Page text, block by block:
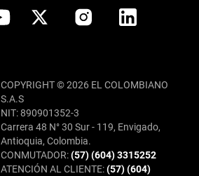
COPYRIGHT © 2026 EL COLOMBIANO
S.A.S
NIT: 890901352-3
Carrera 48 N° 30 Sur - 119, Envigado,
Antioquia, Colombia.
CONMUTADOR:(57) (604) 3315252
ATENCIÓN AL CLIENTE:(57) (604)